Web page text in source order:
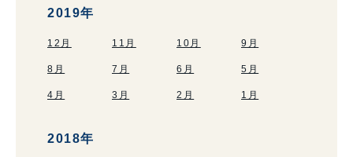
2019年
12月 11月 10月 9月
8月 7月 6月 5月
4月 3月 2月 1月
2018年